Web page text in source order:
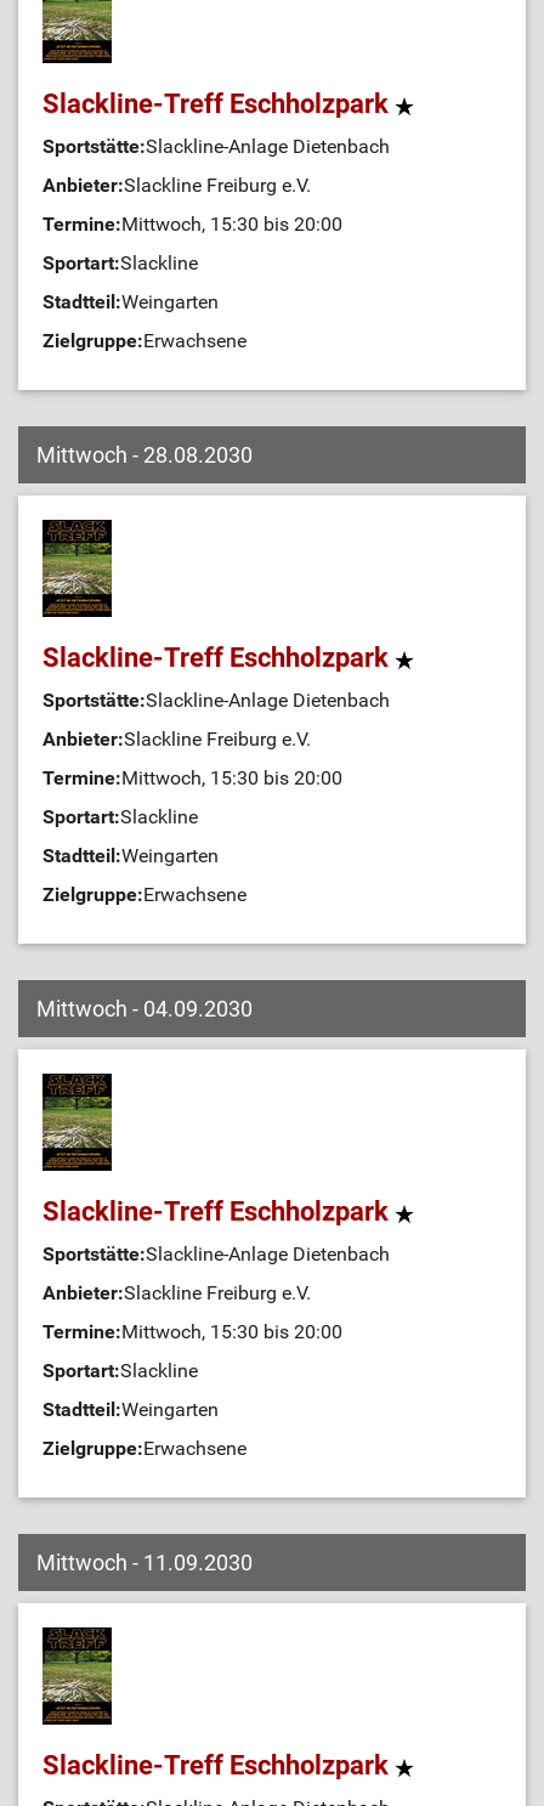
Slackline-Treff Eschholzpark
Sportstätte:Slackline-Anlage Dietenbach
Anbieter:Slackline Freiburg e.V.
Termine:Mittwoch, 15:30 bis 20:00
Sportart:Slackline
Stadtteil:Weingarten
Zielgruppe:Erwachsene
Mittwoch - 28.08.2030
Slackline-Treff Eschholzpark
Sportstätte:Slackline-Anlage Dietenbach
Anbieter:Slackline Freiburg e.V.
Termine:Mittwoch, 15:30 bis 20:00
Sportart:Slackline
Stadtteil:Weingarten
Zielgruppe:Erwachsene
Mittwoch - 04.09.2030
Slackline-Treff Eschholzpark
Sportstätte:Slackline-Anlage Dietenbach
Anbieter:Slackline Freiburg e.V.
Termine:Mittwoch, 15:30 bis 20:00
Sportart:Slackline
Stadtteil:Weingarten
Zielgruppe:Erwachsene
Mittwoch - 11.09.2030
Slackline-Treff Eschholzpark